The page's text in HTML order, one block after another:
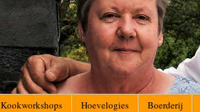
Kookworkshops Hoevelogies Boerderij